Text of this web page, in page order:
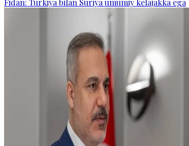
Fidan: Turkiya bilan Suriya umumiy kelajakka ega